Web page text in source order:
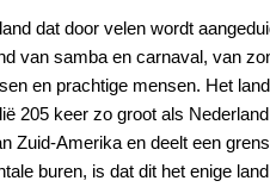
dat door velen wordt
van samba en carnaval, van
en prachtige mensen. Het
205 keer zo groot als
Zuid-Amerika en deelt een
buren, is dat dit het enige